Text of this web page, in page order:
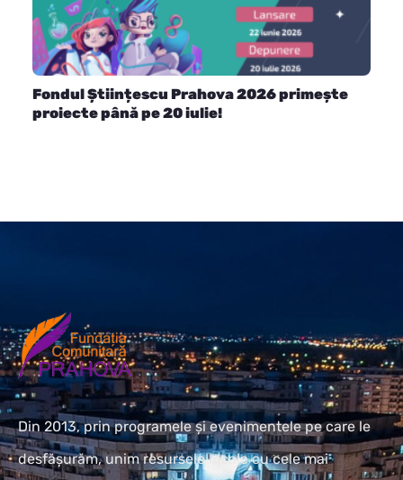
Fondul Științescu Prahova 2026 primește
proiecte până pe 20 iulie!
Din 2013, prin programele și evenimentele pe care le
desfășurăm, unim resursele locale cu cele mai